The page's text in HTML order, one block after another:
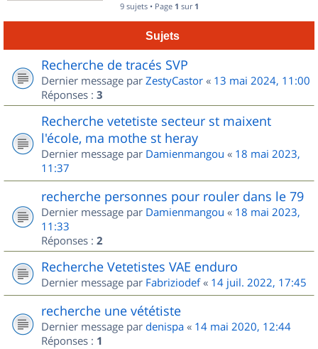
9 sujets • Page 1 sur 1
Sujets
Recherche de tracés SVP
Dernier message par ZestyCastor « 13 mai 2024, 11:00
Réponses : 3
Recherche vetetiste secteur st maixent
l'école, ma mothe st heray
Dernier message par Damienmangou « 18 mai 2023,
11:37
recherche personnes pour rouler dans le 79
Dernier message par Damienmangou « 18 mai 2023,
11:33
Réponses : 2
Recherche Vetetistes VAE enduro
Dernier message par Fabriziodef« 14 juil. 2022, 17:45
recherche une vététiste
Dernier message par denispa « 14 mai 2020, 12:44
Réponses : 1